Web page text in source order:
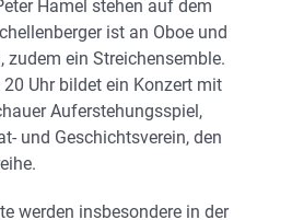
Hamel stehen auf dem
ist an Oboe und
zudem ein Streichensemble.
Uhr bildet ein Konzert mit
Auferstehungsspiel,
und Geschichtsverein, den
werden insbesondere in der